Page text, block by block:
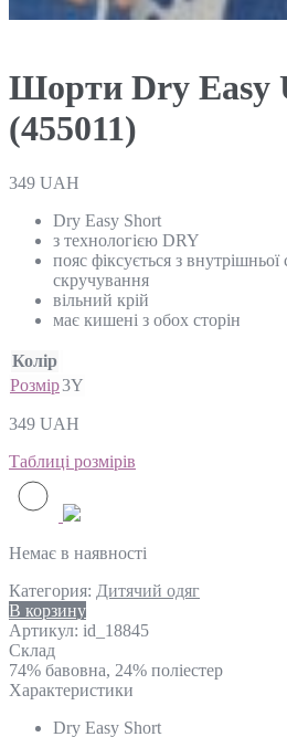
Шорти Dry Easy
(455011)
349 UAH
Dry Easy Short
з технологією DRY
пояс фіксується з
скручування
вільний крій
має кишені з обох сторін
Колір
Розмір3Y
349 UAH
Таблиці розмірів
Немає в наявності
Категория: Дитячий одяг
В корзину
Артикул: id_18845
Склад
74% бавовна, 24% поліестер
Характеристики
Dry Easy Short